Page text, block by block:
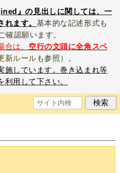
』の見出しに関しては、一
ます。 基本的な記述形式も
確認願います。
は、 空行の文頭に全角スペ
新ルール も参照）。
施しています。巻き込まれ等
利用して下さい。